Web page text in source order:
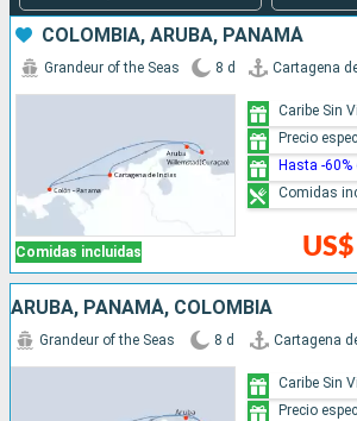
COLOMBIA, ARUBA, PANAMÁ
Comidas incluidas
Grandeur of the Seas 8 d Cartagena
Caribe Sin
Precio
Hasta -60%
Comidas
ARUBA, PANAMÁ, COLOMBIA
Grandeur of the Seas 8 d Cartagena
Caribe Sin
Precio